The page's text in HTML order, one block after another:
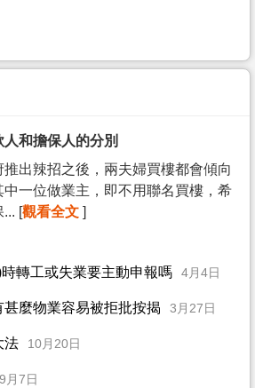
人和擔保人的分別
推出辣招之後，兩夫婦買樓都會傾向
中一位做業主，即不用聯名買樓，希
... [觀看全文 ]
轉工或失業要主動申報嗎 4月4日
麼物業容易被拒批按揭 3月27日
法 10月20日
9月7日